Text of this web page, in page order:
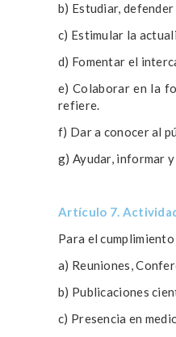
b) Estudiar,
c) Estimular la
d) Fomentar el
e) Colaborar en la
refiere.
f) Dar a conocer al
g) Ayudar, informar
Artículo 7.
Para el
a) Reuniones,
b) Publicaciones
c) Presencia en